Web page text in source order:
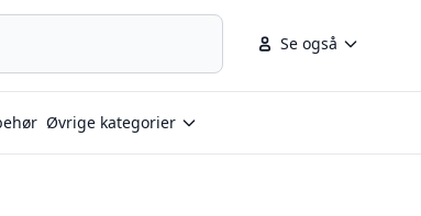
Se også
Øvrige kategorier